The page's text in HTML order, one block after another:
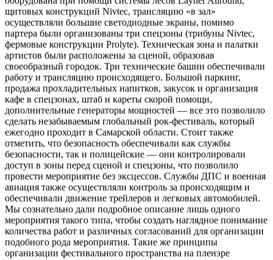
щитовых конструкций Nivtec, трансляцию «в зал»
осуществляли большие светодиодные экраны, помимо
партера были организованы три спецзоны (трибуны Nivtec,
фермовые конструкции Prolyte). Техническая зона и палатки
артистов были расположены за сценой, образовав
своеобразный городок. Три технические башни обеспечивали
работу и трансляцию происходящего. Большой паркинг,
продажа прохладительных напитков, закусок и организация
кафе в спецзонах, штаб и кареты скорой помощи,
дополнительные генераторы мощностей — все это позволило
сделать незабываемым глобальный рок-фестиваль, который
ежегодно проходит в Самарской области. Стоит также
отметить, что безопасность обеспечивали как службы
безопасности, так и полицейские — они контролировали
доступ в зоны перед сценой и спецзоны, что позволило
провести мероприятие без эксцессов. Службы ДПС и военная
авиация также осуществляли контроль за происходящим и
обеспечивали движение трейлеров и легковых автомобилей.
Мы сознательно дали подробное описание лишь одного
мероприятия такого типа, чтобы создать наглядное понимание
количества работ и различных согласований для организации
подобного рода мероприятия. Такие же принципы
организации фестивального пространства на пленэре